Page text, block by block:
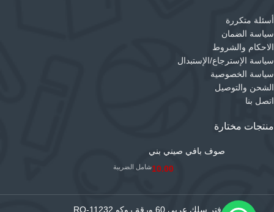
أسئلة متكررة
سياسة الضمان
الاحكام والشروط
سياسة الإسترجاع/الإستبدال
سياسة الخصوصية
الشحن والتوصيل
اتصل بنا
منتجات مختارة
صوف بافي صيني بني
10.00شامل الضريبة
دفتر سلك عربي 60 ورقة روكو RQ-11232